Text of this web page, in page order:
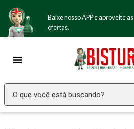
Baixe nosso APP e aproveite as
ofertas.
O que você está buscando?